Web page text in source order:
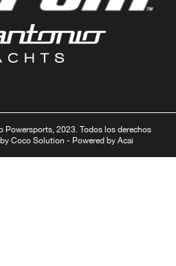
2023. Todos los derechos
Coco Solution - Powered by Acai